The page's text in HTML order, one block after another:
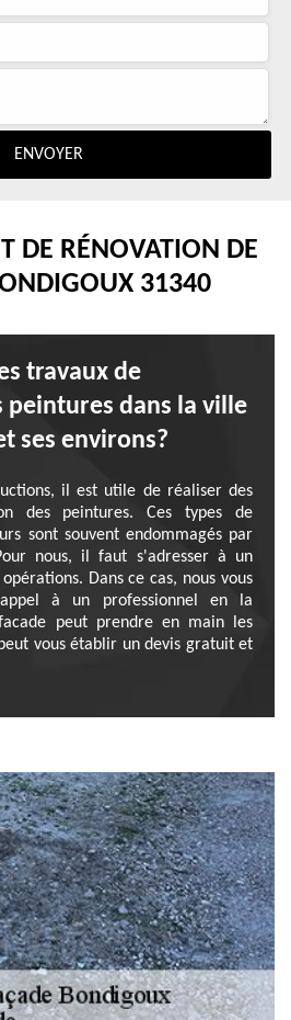
DE RÉNOVATION DE
31340
travaux de
peintures dans la ville
ses environs?
il est utile de réaliser des
des peintures. Ces types de
sont souvent endommagés par
nous, il faut s'adresser à un
Dans ce cas, nous vous
à un professionnel en la
peut prendre en main les
vous établir un devis gratuit et